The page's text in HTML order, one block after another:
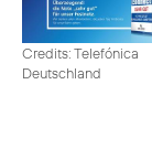
Credits: Telefónica
Deutschland